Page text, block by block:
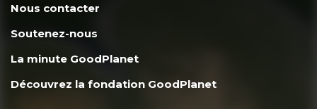
Nous contacter
Soutenez-nous
La minute GoodPlanet
Découvrez la fondation GoodPlanet